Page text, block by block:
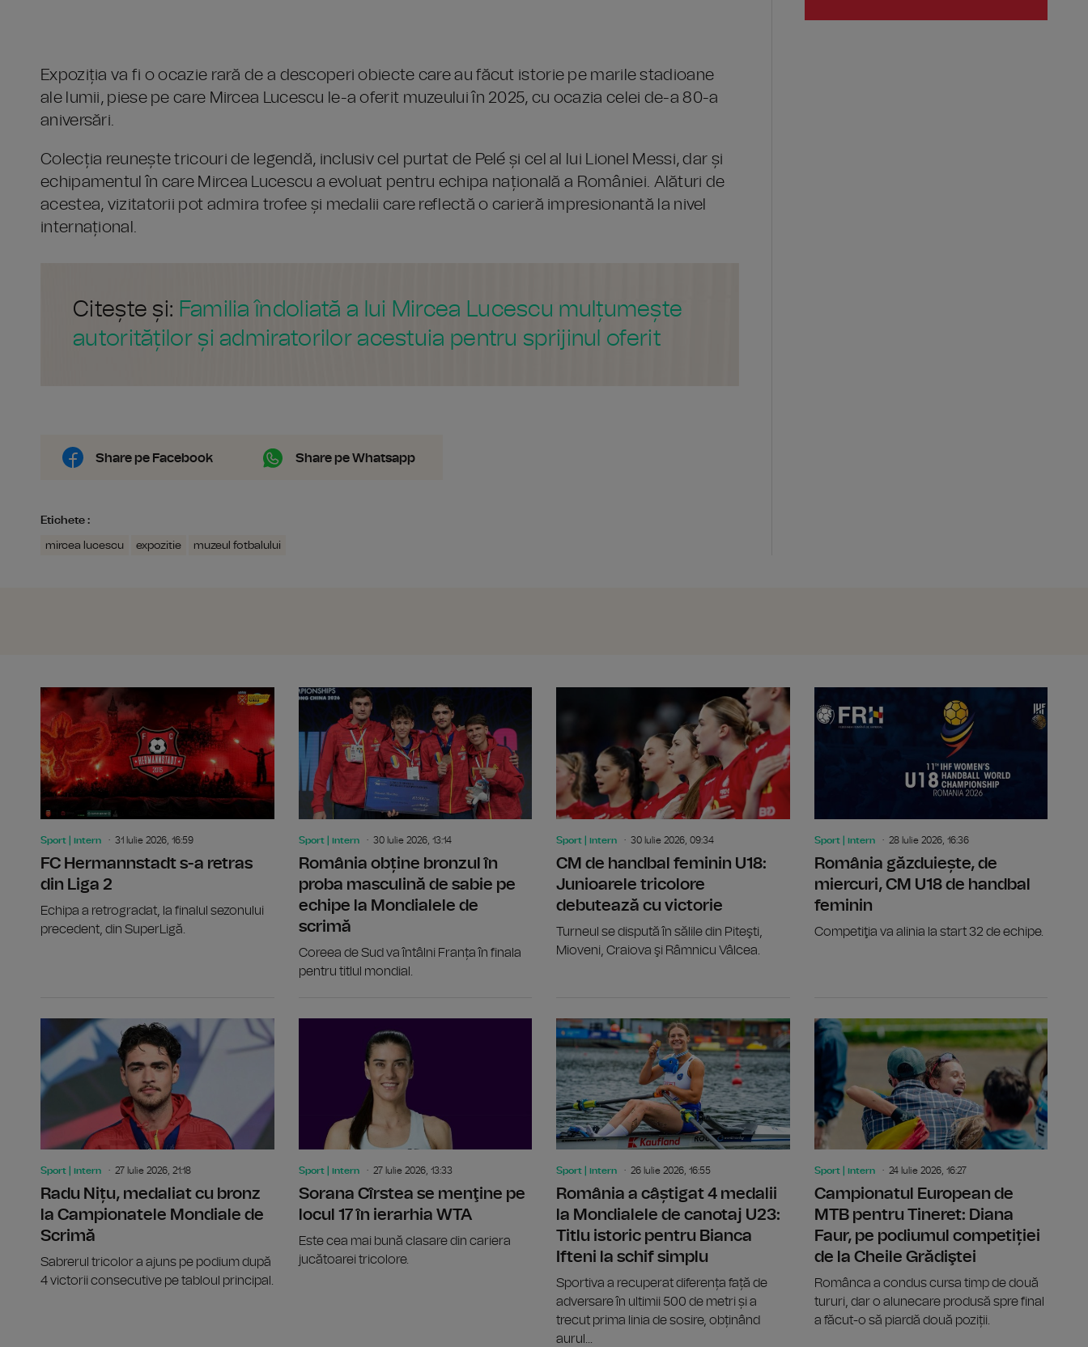
Expoziția va fi o ocazie rară de a descoperi obiecte care au făcut istorie pe marile stadioane
ale lumii, piese pe care Mircea Lucescu le-a oferit muzeului în 2025, cu ocazia celei de-a 80-a
aniversări.
Colecția reunește tricouri de legendă, inclusiv cel purtat de Pelé și cel al lui Lionel Messi, dar și
echipamentul în care Mircea Lucescu a evoluat pentru echipa națională a României. Alături de
acestea, vizitatorii pot admira trofee și medalii care reflectă o carieră impresionantă la nivel
internațional.
Citește și: Familia îndoliată a lui Mircea Lucescu mulțumește
autorităților și admiratorilor acestuia pentru sprijinul oferit
Share pe Facebook Share pe Whatsapp
Etichete :
mircea lucescu expozitie muzeul fotbalului
Sport | intern 31 Iulie 2026, 16:59
FC Hermannstadt s-a retras
din Liga 2
Echipa a retrogradat, la finalul sezonului
precedent, din SuperLigă.
FC Hermannstadt s-a retras din Liga 2
Sport | intern 30 Iulie 2026, 13:14
România obține bronzul în
proba masculină de sabie pe
echipe la Mondialele de
scrimă
Coreea de Sud va întâlni Franța în finala
pentru titlul mondial.
România obține bronzul în proba masculină de sabie
Sport | intern 30 Iulie 2026, 09:34
CM de handbal feminin U18:
Junioarele tricolore
debutează cu victorie
Turneul se dispută în sălile din Piteşti,
Mioveni, Craiova şi Râmnicu Vâlcea.
Sport | intern 28 Iulie 2026, 16:36
România găzduiește, de
miercuri, CM U18 de handbal
feminin
Competiţia va alinia la start 32 de echipe.
Sport | intern 27 Iulie 2026, 21:18
Radu Nițu, medaliat cu bronz
la Campionatele Mondiale de
Scrimă
Sabrerul tricolor a ajuns pe podium după
4 victorii consecutive pe tabloul principal.
Sport | intern 27 Iulie 2026, 13:33
Sorana Cîrstea se menţine pe
locul 17 în ierarhia WTA
Este cea mai bună clasare din cariera
jucătoarei tricolore.
Sport | intern 26 Iulie 2026, 16:55
România a câștigat 4 medalii
la Mondialele de canotaj U23:
Titlu istoric pentru Bianca
Ifteni la schif simplu
Sportiva a recuperat diferența față de
adversare în ultimii 500 de metri și a
trecut prima linia de sosire, obținând
aurul...
Sport | intern 24 Iulie 2026, 16:27
Campionatul European de
MTB pentru Tineret: Diana
Faur, pe podiumul competiției
de la Cheile Grădiştei
Românca a condus cursa timp de două
tururi, dar o alunecare produsă spre final
a făcut-o să piardă două poziții.